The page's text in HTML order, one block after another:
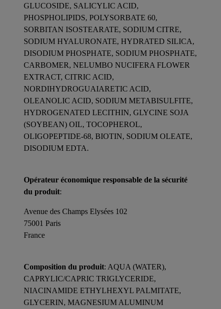
GLUCOSIDE, SALICYLIC ACID,
PHOSPHOLIPIDS, POLYSORBATE 60,
SORBITAN ISOSTEARATE, SODIUM CITRE,
SODIUM HYALURONATE, HYDRATED SILICA,
DISODIUM PHOSPHATE, SODIUM PHOSPHATE,
CARBOMER, NELUMBO NUCIFERA FLOWER
EXTRACT, CITRIC ACID,
NORDIHYDROGUAIARETIC ACID,
OLEANOLIC ACID, SODIUM METABISULFITE,
HYDROGENATED LECITHIN, GLYCINE SOJA
(SOYBEAN) OIL, TOCOPHEROL,
OLIGOPEPTIDE-68, BIOTIN, SODIUM OLEATE,
DISODIUM EDTA.
Opérateur économique responsable de la sécurité
du produit:
Avenue des Champs Elysées 102
75001 Paris
France
Composition du produit: AQUA (WATER),
CAPRYLIC/CAPRIC TRIGLYCERIDE,
NIACINAMIDE ETHYLHEXYL PALMITATE,
GLYCERIN, MAGNESIUM ALUMINUM